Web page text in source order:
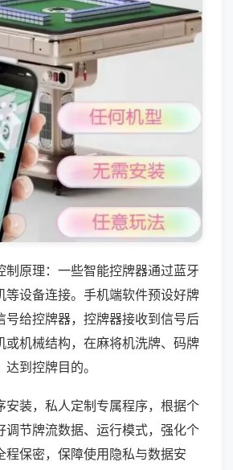
制原理：一些智能控牌器通过蓝牙
等设备连接。手机端软件预设好牌
号给控牌器，控牌器接收到信号后
或机械结构，在麻将机洗牌、码牌
到控牌目的。
安装，私人定制专属程序，根据个
调节牌流数据、运行模式，强化个
程保密，保障使用隐私与数据安